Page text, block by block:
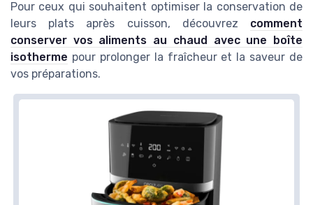
Pour ceux qui souhaitent optimiser la conservation de
leurs plats après cuisson, découvrez comment
conserver vos aliments au chaud avec une boîte
isotherme pour prolonger la fraîcheur et la saveur de
vos préparations.